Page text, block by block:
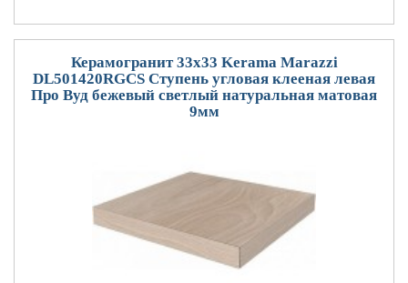
Керамогранит 33x33 Kerama Marazzi
DL501420RGCS Ступень угловая клееная левая
Про Вуд бежевый светлый натуральная матовая
9мм